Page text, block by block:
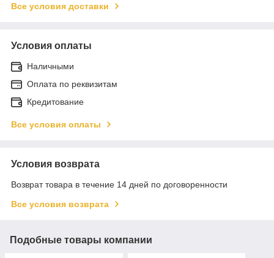
Все условия доставки
Условия оплаты
Наличными
Оплата по реквизитам
Кредитование
Все условия оплаты
Условия возврата
Возврат товара в течение 14 дней по договоренности
Все условия возврата
Подобные товары компании